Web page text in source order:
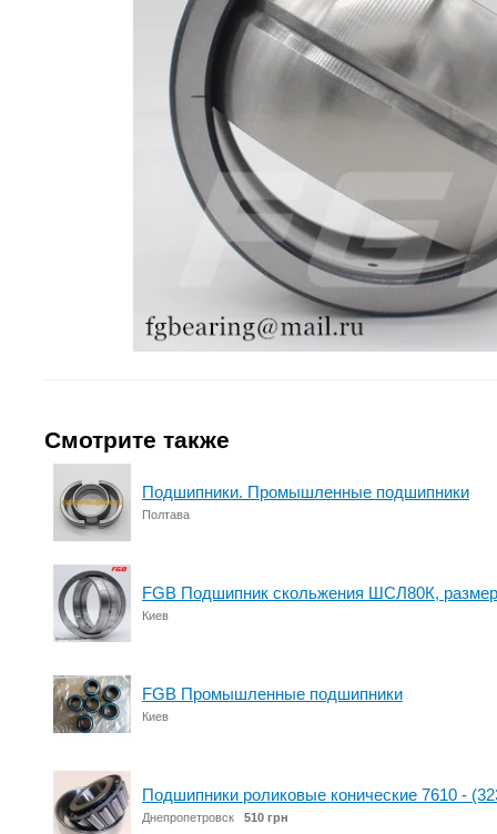
Смотрите также
Подшипники. Промышленные подшипники
Полтава
FGB Подшипник скольжения ШСЛ80К,
Киев
FGB Промышленные подшипники
Киев
Подшипники роликовые конические 7610 -
Днепропетровск 510 грн